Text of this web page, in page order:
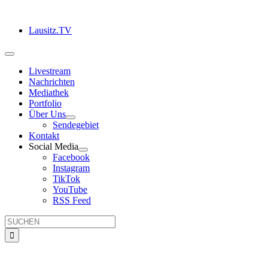
springenLausitz.TV
Toggle
NavigationLivestream
Nachrichten
Mediathek
Portfolio
Über Uns
Sendegebiet
Kontakt
Social Media
Facebook
Instagram
TikTok
YouTube
RSS Feed
Suche
nach: